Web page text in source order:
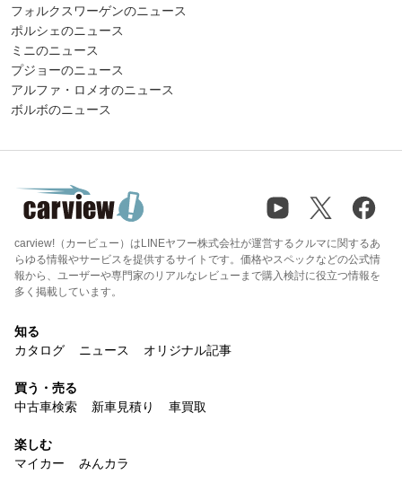
フォルクスワーゲンのニュース
ポルシェのニュース
ミニのニュース
プジョーのニュース
アルファ・ロメオのニュース
ボルボのニュース
carview!（カービュー）はLINEヤフー株式会社が運営するクルマに関するあ
らゆる情報やサービスを提供するサイトです。価格やスペックなどの公式情
報から、ユーザーや専門家のリアルなレビューまで購入検討に役立つ情報を
多く掲載しています。
知る
カタログ
ニュース オリジナル記事
買う・売る
中古車検索
新車見積り 車買取
楽しむ
マイカー
みんカラ